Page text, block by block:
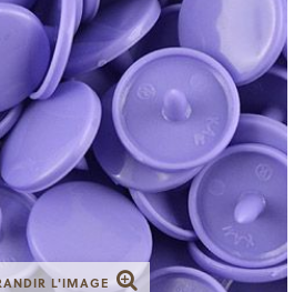
L'IMAGE